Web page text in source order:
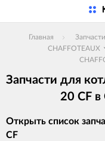
Главная
CHAFFOTEAUX
Запчасти для
20 CF
Открыть список
CF